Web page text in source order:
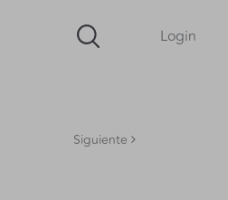
Login
Siguiente